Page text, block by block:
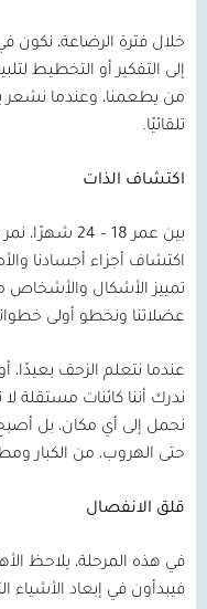
خلال فترة الرضاعة، نكون في
إلى التفكير أو التخطيط
من يطعمنا، وعندما نشعر
تلقائيًا.
اكتشاف الذات
بين عمر 18 –
اكتشاف أجزاء أجسادنا
تمييز الأشكال والأشخاص
عضلاتنا ونخطو أولى
عندما نتعلم الزحف
ندرك أننا كائنات مستقلة
نحمل إلى أي مكان، بل أصبح
حتى الهروب، من الكبار
قلق الانفصال
في هذه المرحلة، يلاحظ
فيبدأون في إبعاد الأشياء